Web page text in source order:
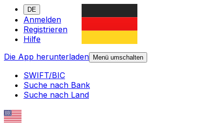
DE
Anmelden
Registrieren
Hilfe
Die App herunterladen
Menü umschalten
SWIFT/BIC
Suche nach Bank
Suche nach Land